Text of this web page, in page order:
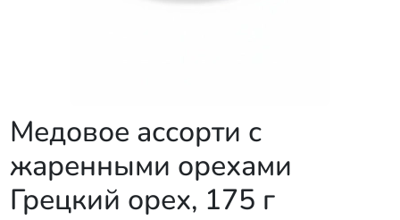
Медовое ассорти с
жаренными орехами
Грецкий орех, 175 г